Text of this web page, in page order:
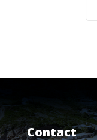
Contact